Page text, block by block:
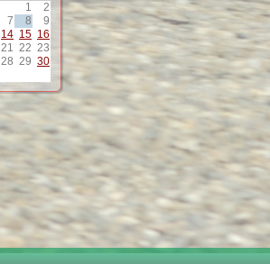
1
2
7 8
9
14 15 16
21 22 23
28 29 30
12
13
15
17